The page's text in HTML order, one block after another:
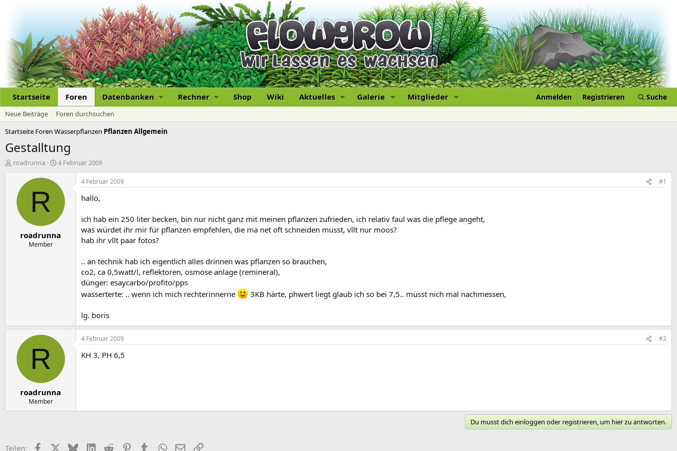
Startseite Foren Datenbanken Rechner Shop Wiki Aktuelles Galerie Mitglieder Anmelden Registrieren Suche
Neue Beiträge
Foren durchsuchen
Startseite Foren Wasserpflanzen Pflanzen Allgemein
Gestalltung
E
roadrunna
E
t
l
a
4 Februar 2009
R
roadrunna
Member
4 Februar 2009 #1
hallo,
ich hab ein 250 liter becken, bin nur nicht ganz mit meinen pflanzen zufrieden, ich relativ faul was die pflege angeht,
was würdet ihr mir für pflanzen empfehlen, die ma net oft schneiden musst, vllt nur moos?
hab ihr vllt paar fotos?
.. an technik hab ich eigentlich alles drinnen was pflanzen so brauchen,
co2, ca 0,5watt/l, reflektoren, osmose anlage (remineral),
dünger: esaycarbo/profito/pps
wasserterte: .. wenn ich mich rechterinnerne
3KB härte, phwert liegt glaub ich so bei 7,5.. müsst nich mal nachmessen,
lg. boris
R
roadrunna
Member
4 Februar 2009 #2
KH 3, PH 6,5
Du musst dich einloggen oder registrieren, um hier zu antworten.
Teilen: FacebookX (Twitter)
BlueskyLinkedIn
Reddit PinterestTumblrWhatsApp
E-MailLink